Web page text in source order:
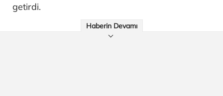
getirdi.
Haberin Devamı